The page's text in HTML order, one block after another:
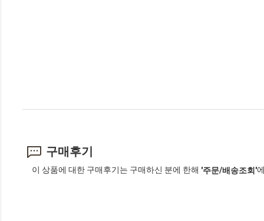
구매후기
이 상품에 대한 구매후기는 구매하신 분에 한해 '주문/배송조회'